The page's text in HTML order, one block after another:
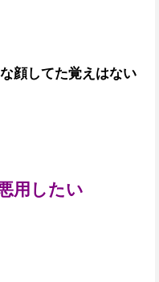
顔してた覚えはない
用したい